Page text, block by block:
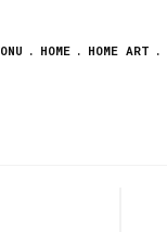
HOME HOME ART